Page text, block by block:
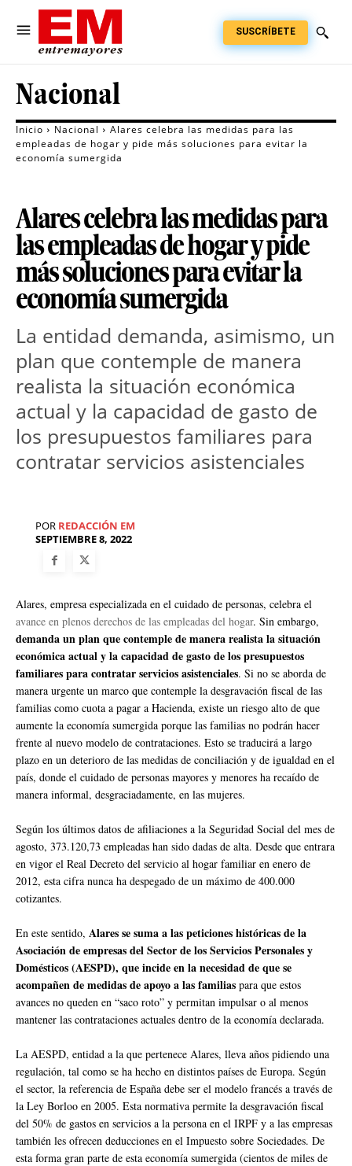
SUSCRÍBETE
Nacional
Inicio Nacional
Alares celebra las medidas para las
empleadas de hogar y pide más soluciones para evitar la
economía sumergida
Alares celebra las medidas para
las empleadas de hogar y pide
más soluciones para evitar la
economía sumergida
La entidad demanda, asimismo, un
plan que contemple de manera
realista la situación económica
actual y la capacidad de gasto de
los presupuestos familiares para
contratar servicios asistenciales
POR REDACCIÓN EM
SEPTIEMBRE 8, 2022
Alares, empresa especializada en el cuidado de personas, celebra el
avance en plenos derechos de las empleadas del hogar. Sin embargo,
demanda un plan que contemple de manera realista la situación
económica actual y la capacidad de gasto de los presupuestos
familiares para contratar servicios asistenciales. Si no se aborda de
manera urgente un marco que contemple la desgravación fiscal de las
familias como cuota a pagar a Hacienda, existe un riesgo alto de que
aumente la economía sumergida porque las familias no podrán hacer
frente al nuevo modelo de contrataciones. Esto se traducirá a largo
plazo en un deterioro de las medidas de conciliación y de igualdad en el
país, donde el cuidado de personas mayores y menores ha recaído de
manera informal, desgraciadamente, en las mujeres.
Según los últimos datos de afiliaciones a la Seguridad Social del mes de
agosto, 373.120,73 empleadas han sido dadas de alta. Desde que entrara
en vigor el Real Decreto del servicio al hogar familiar en enero de
2012, esta cifra nunca ha despegado de un máximo de 400.000
cotizantes.
En este sentido, Alares se suma a las peticiones históricas de la
Asociación de empresas del Sector de los Servicios Personales y
Domésticos (AESPD), que incide en la necesidad de que se
acompañen de medidas de apoyo a las familias para que estos
avances no queden en “saco roto” y permitan impulsar o al menos
mantener las contrataciones actuales dentro de la economía declarada.
La AESPD, entidad a la que pertenece Alares, lleva años pidiendo una
regulación, tal como se ha hecho en distintos países de Europa. Según
el sector, la referencia de España debe ser el modelo francés a través de
la Ley Borloo en 2005. Esta normativa permite la desgravación fiscal
del 50% de gastos en servicios a la persona en el IRPF y a las empresas
también les ofrecen deducciones en el Impuesto sobre Sociedades. De
esta forma gran parte de esta economía sumergida (cientos de miles de